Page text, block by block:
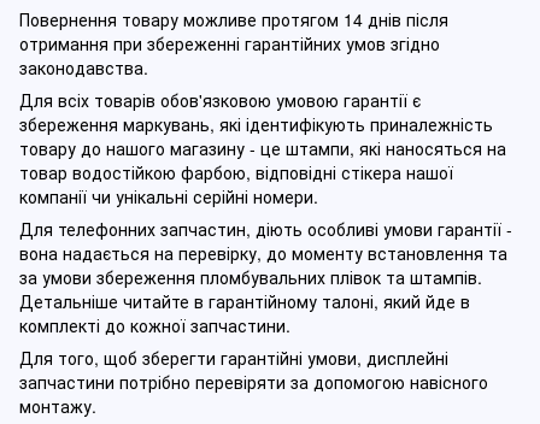
Повернення товару можливе протягом 14 днів після
отримання при збереженні гарантійних умов згідно
законодавства.
Для всіх товарів обов'язковою умовою гарантії є
збереження маркувань, які ідентифікують приналежність
товару до нашого магазину - це штампи, які наносяться на
товар водостійкою фарбою, відповідні стікера нашої
компанії чи унікальні серійні номери.
Для телефонних запчастин, діють особливі умови гарантії -
вона надається на перевірку, до моменту встановлення та
за умови збереження пломбувальних плівок та штампів.
Детальніше читайте в гарантійному талоні, який йде в
комплекті до кожної запчастини.
Для того, щоб зберегти гарантійні умови, дисплейні
запчастини потрібно перевіряти за допомогою навісного
монтажу.